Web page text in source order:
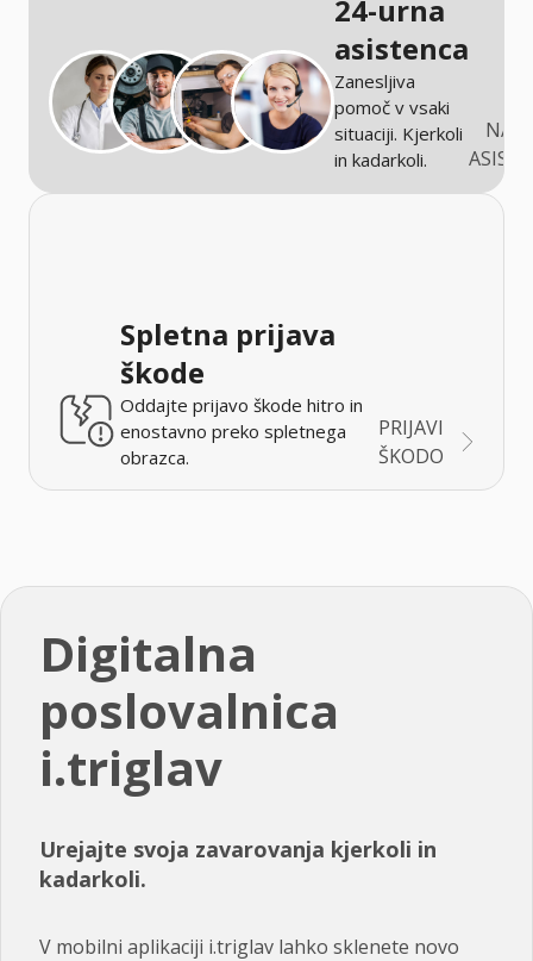
24-urna
asistenca
Zanesljiva
pomoč v vsaki
situaciji. Kjerkoli
in kadarkoli.
Spletna prijava
škode
Oddajte prijavo škode hitro in
enostavno preko spletnega
obrazca.
PRIJAVI
ŠKODO
Digitalna
poslovalnica
i.triglav
Urejajte svoja zavarovanja kjerkoli in
kadarkoli.
V mobilni aplikaciji i.triglav lahko sklenete novo